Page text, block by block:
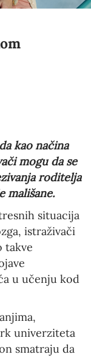
kao načina
mogu da se
roditelja
mališane.
situacija
istraživači
takve
u učenju kod
univerziteta
smatraju da